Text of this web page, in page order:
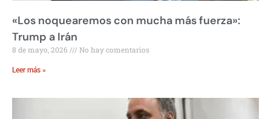
«Los noquearemos con mucha más fuerza»:
Trump a Irán
8 de mayo, 2026 No hay comentarios
Leer más »